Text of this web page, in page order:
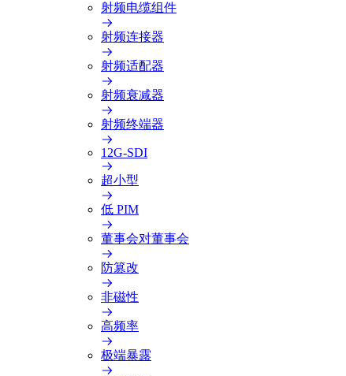
射频电缆组件
射频连接器
射频适配器
射频衰减器
射频终端器
12G-SDI
超小型
低 PIM
董事会对董事会
防篡改
非磁性
高频率
极端暴露